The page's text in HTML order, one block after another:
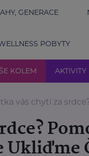
GENERACE
POBYTY
KOLEM AKTIVITY
za srdce? Pomozte vybrat vítěze